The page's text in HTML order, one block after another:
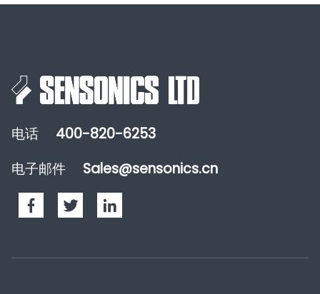
电话 400-820-6253
电子邮件 Sales@sensonics.cn